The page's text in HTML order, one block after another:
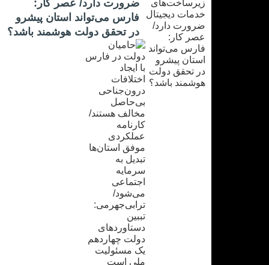
ضرورت دارد/ عصر کار:
فارس می‌تواند استان پیشرو
در تحقق دولت هوشمند باشد؟